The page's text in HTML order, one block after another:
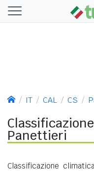
IT CAL CS
Panettieri
Classificazione